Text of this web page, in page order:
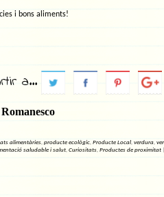
i bons aliments!
a...
alimentàries producte ecològic Producte Local verdura
saludable i salut Curiositats Productes de proximitat |